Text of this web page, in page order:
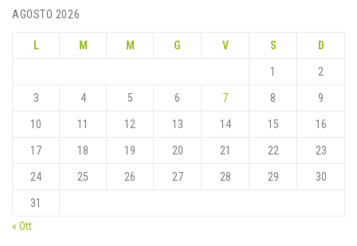
AGOSTO 2026
L M M G V S D
1 2
3 4 5 6 7 8 9
10 11 12 13 14 15 16
17 18 19 20 21 22 23
24 25 26 27 28 29 30
31
« Ott